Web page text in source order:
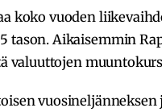
koko vuoden
tason. Aikaisemmin
valuuttojen